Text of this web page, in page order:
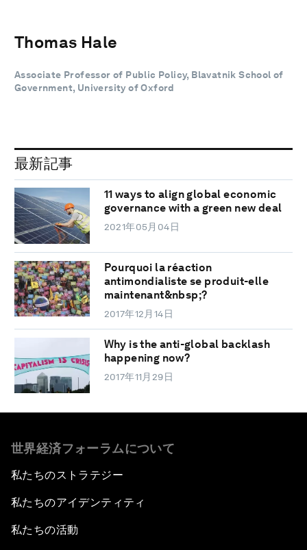
Thomas Hale
Associate Professor of Public Policy, Blavatnik School of
Government, University of Oxford
最新記事
11 ways to align global economic
governance with a green new deal
2021年05月04日
Pourquoi la réaction
antimondialiste se produit-elle
maintenant&nbsp;?
2017年12月14日
Why is the anti-global backlash
happening now?
2017年11月29日
世界経済フォーラムについて
私たちのストラテジー
私たちのアイデンティティ
私たちの活動